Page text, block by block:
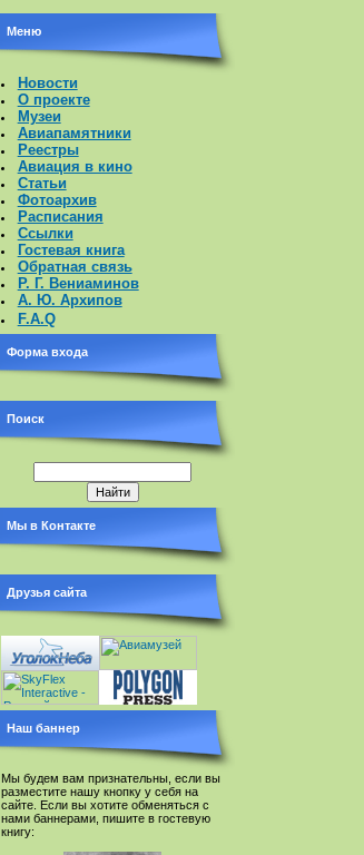
Меню
Новости
О проекте
Музеи
Авиапамятники
Реестры
Авиация в кино
Статьи
Фотоархив
Расписания
Ссылки
Гостевая книга
Обратная связь
Р. Г. Вениаминов
А. Ю. Архипов
F.A.Q
Форма входа
Поиск
Мы в Контакте
Друзья сайта
Наш баннер
Мы будем вам признательны, если вы
разместите нашу кнопку у себя на
сайте. Если вы хотите обменяться с
нами баннерами, пишите в гостевую
книгу: